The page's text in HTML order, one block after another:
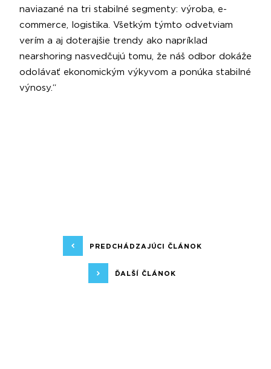
naviazané na tri stabilné segmenty: výroba, e-
commerce, logistika. Všetkým týmto odvetviam
verím a aj doterajšie trendy ako napríklad
nearshoring nasvedčujú tomu, že náš odbor dokáže
odolávať ekonomickým výkyvom a ponúka stabilné
výnosy.“
PREDCHÁDZAJÚCI ČLÁNOK
ĎALŠÍ ČLÁNOK